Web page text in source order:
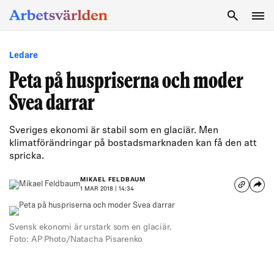
Ledare
Peta på huspriserna och moder
Svea darrar
Sveriges ekonomi är stabil som en glaciär. Men
klimatförändringar på bostadsmarknaden kan få den att
spricka.
MIKAEL FELDBAUM
1 MAR 2018 | 14:34
Svensk ekonomi är urstark som en glaciär.
Foto: AP Photo/Natacha Pisarenko